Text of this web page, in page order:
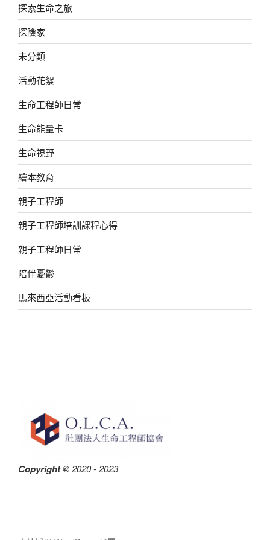
探索生命之旅
探險家
未分類
活動花絮
生命工程師日常
生命能量卡
生命視野
繪本教育
親子工程師
親子工程師培訓課程心得
親子工程師日常
陪伴憂鬱
馬來西亞活動看板
Copyright ©2020 - 2023